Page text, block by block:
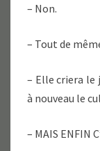
– Non.
– Tout de
– Elle criera le
à nouveau le
– MAIS ENFIN